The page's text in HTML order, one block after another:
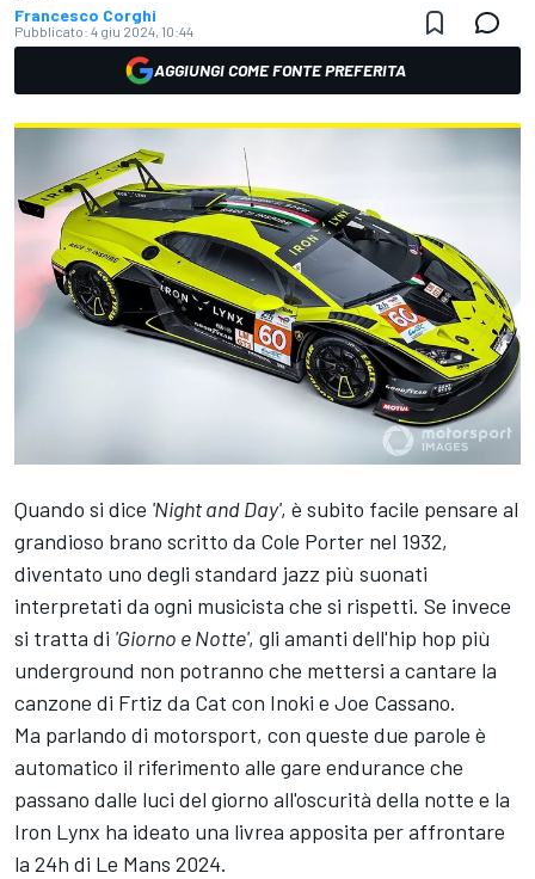
Francesco Corghi
Pubblicato: 4 giu 2024, 10:44
AGGIUNGI COME FONTE PREFERITA
Quando si dice 'Night and Day', è subito facile pensare al
grandioso brano scritto da Cole Porter nel 1932,
diventato uno degli standard jazz più suonati
interpretati da ogni musicista che si rispetti. Se invece
si tratta di 'Giorno e Notte', gli amanti dell'hip hop più
underground non potranno che mettersi a cantare la
canzone di Frtiz da Cat con Inoki e Joe Cassano.
Ma parlando di motorsport, con queste due parole è
automatico il riferimento alle gare endurance che
passano dalle luci del giorno all'oscurità della notte e la
Iron Lynx ha ideato una livrea apposita per affrontare
la 24h di Le Mans 2024.